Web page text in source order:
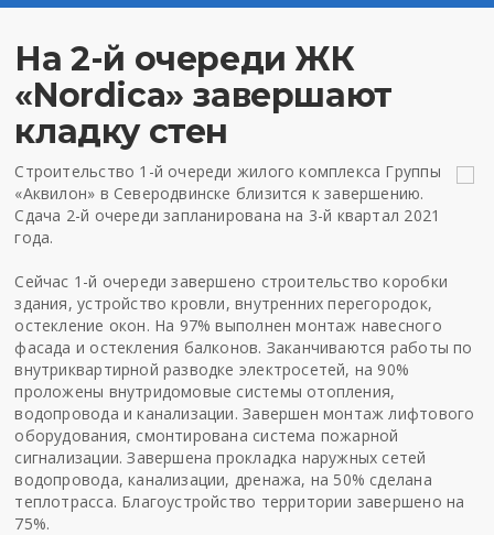
На 2-й очереди ЖК
«Nordica» завершают
кладку стен
Строительство 1-й очереди жилого комплекса Группы
«Аквилон» в Северодвинске близится к завершению.
Сдача 2-й очереди запланирована на 3-й квартал 2021
года.
Сейчас 1-й очереди завершено строительство коробки
здания, устройство кровли, внутренних перегородок,
остекление окон. На 97% выполнен монтаж навесного
фасада и остекления балконов. Заканчиваются работы по
внутриквартирной разводке электросетей, на 90%
проложены внутридомовые системы отопления,
водопровода и канализации. Завершен монтаж лифтового
оборудования, смонтирована система пожарной
сигнализации. Завершена прокладка наружных сетей
водопровода, канализации, дренажа, на 50% сделана
теплотрасса. Благоустройство территории завершено на
75%.